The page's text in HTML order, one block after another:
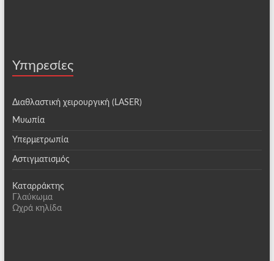
Υπηρεσίες
Διαθλαστική χειρουργική (LASER)
Μυωπία
Υπερμετρωπία
Αστιγματισμός
Καταρράκτης
Γλαύκωμα
Ωχρά κηλίδα